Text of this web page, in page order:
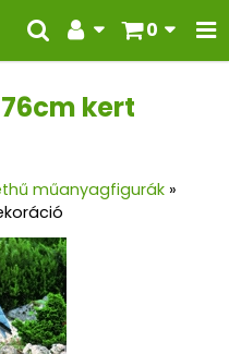
0
kert
műanyagfigurák »